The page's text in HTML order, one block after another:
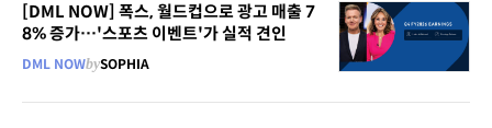
[DML NOW] 폭스, 월드컵으로 광고 매출 7
8% 증가…'스포츠 이벤트'가 실적 견인
DML NOWbySOPHIA